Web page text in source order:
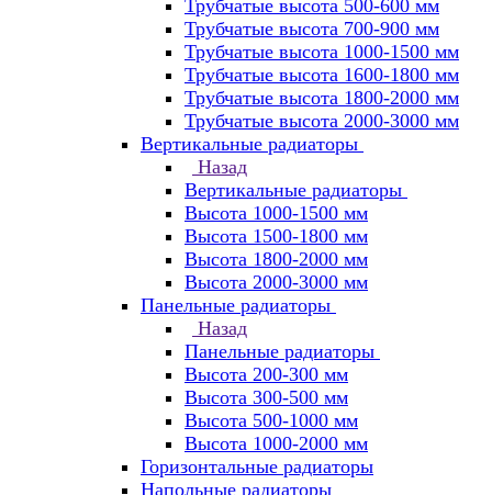
Трубчатые высота 500-600 мм
Трубчатые высота 700-900 мм
Трубчатые высота 1000-1500 мм
Трубчатые высота 1600-1800 мм
Трубчатые высота 1800-2000 мм
Трубчатые высота 2000-3000 мм
Вертикальные радиаторы
Назад
Вертикальные радиаторы
Высота 1000-1500 мм
Высота 1500-1800 мм
Высота 1800-2000 мм
Высота 2000-3000 мм
Панельные радиаторы
Назад
Панельные радиаторы
Высота 200-300 мм
Высота 300-500 мм
Высота 500-1000 мм
Высота 1000-2000 мм
Горизонтальные радиаторы
Напольные радиаторы